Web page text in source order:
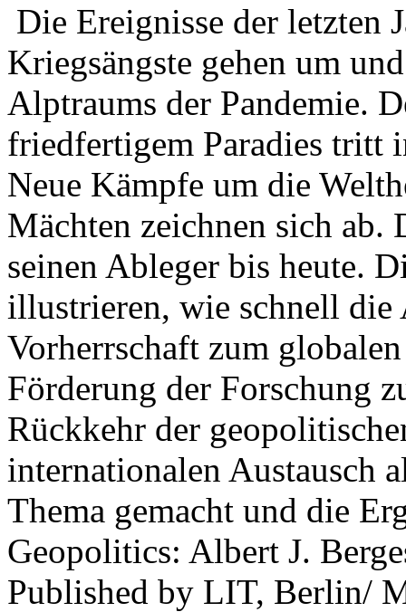
Die Ereignisse der letzten
Kriegsängste gehen um
Alptraums der Pandemie.
friedfertigem Paradies tritt
Neue Kämpfe um die
Mächten zeichnen sich
seinen Ableger bis heute.
illustrieren, wie schnell die
Vorherrschaft zum
Förderung der Forschung
Rückkehr der
internationalen Austausch
Thema gemacht und die
Geopolitics: Albert J.
Published by LIT, Berlin/